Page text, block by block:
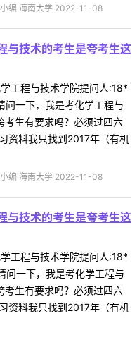
编 海南大学 2022-11-08
与技术的考生是夸考生这
工程与技术学院提问人:18*
一下，我是考化学工程与
考生有要求吗？必须过四六
资料我只找到2017年（有机
编 海南大学 2022-11-08
与技术的考生是夸考生这
工程与技术学院提问人:18*
一下，我是考化学工程与
考生有要求吗？必须过四六
资料我只找到2017年（有机